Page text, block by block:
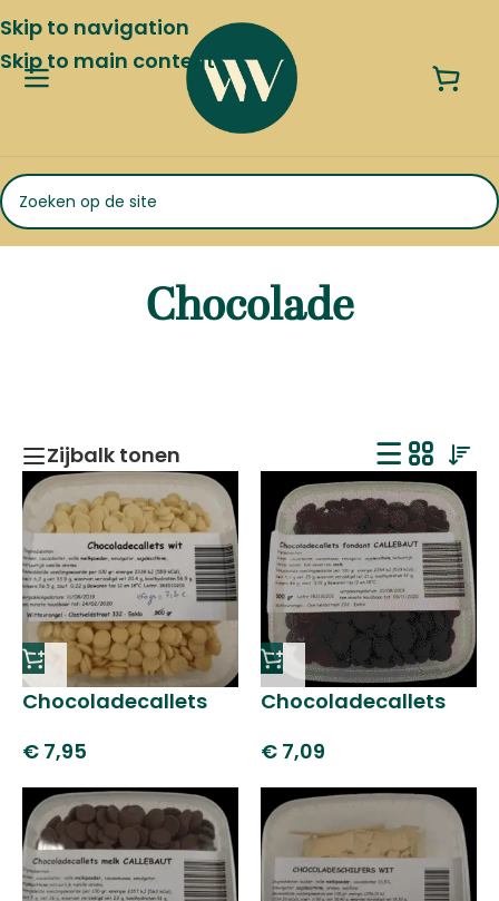
Skip to navigation
Skip to main content
Chocolade
Zijbalk tonen
Chocoladecallets
€ 7,95
Chocoladecallets
€7,09